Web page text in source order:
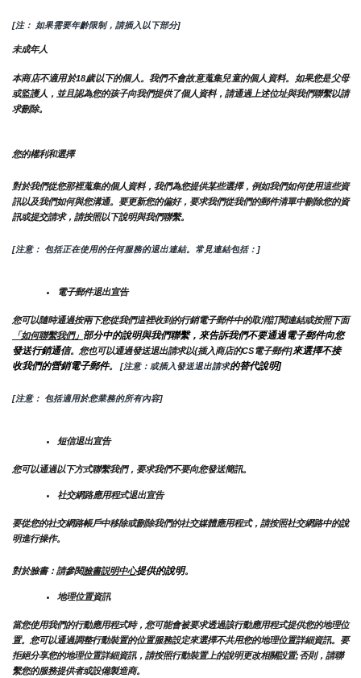
[注： 如果需要年齡限制，請插入以下部分]
未成年人
本商店不適用於18歲以下的個人。我們不會故意蒐集兒童的個人資料。如果您是父母
或監護人，並且認為您的孩子向我們提供了個人資料，請通過上述位址與我們聯繫以請
求刪除。
您的權利和選擇
對於我們從您那裡蒐集的個人資料，我們為您提供某些選擇，例如我們如何使用這些資
訊以及我們如何與您溝通。要更新您的偏好，要求我們從我們的郵件清單中刪除您的資
訊或提交請求，請按照以下說明與我們聯繫。
[注意： 包括正在使用的任何服務的退出連結。常見連結包括：]
電子郵件退出宣告
您可以隨時通過按兩下您從我們這裡收到的行銷電子郵件中的取消訂閱連結或按照下面
「如何聯繫我們」 部分中的說明與我們聯繫，來告訴我們不要通過電子郵件向您
發送行銷通信。您也可以通過發送退出請求以{插入商店的CS電子郵件]來選擇不接
收我們的營銷電子郵件。 [注意：或插入發送退出請求的替代說明]
[注意： 包括適用於您業務的所有內容]
短信退出宣告
您可以通過以下方式聯繫我們，要求我們不要向您發送簡訊。
社交網路應用程式退出宣告
要從您的社交網路帳戶中移除或刪除我們的社交媒體應用程式，請按照社交網路中的說
明進行操作。
對於臉書：請參閱臉書説明中心提供的說明。
地理位置資訊
當您使用我們的行動應用程式時，您可能會被要求透過該行動應用程式提供您的地理位
置。您可以通過調整行動裝置的位置服務設定來選擇不共用您的地理位置詳細資訊。要
拒絕分享您的地理位置詳細資訊，請按照行動裝置上的說明更改相關設置;否則，請聯
繫您的服務提供者或設備製造商。